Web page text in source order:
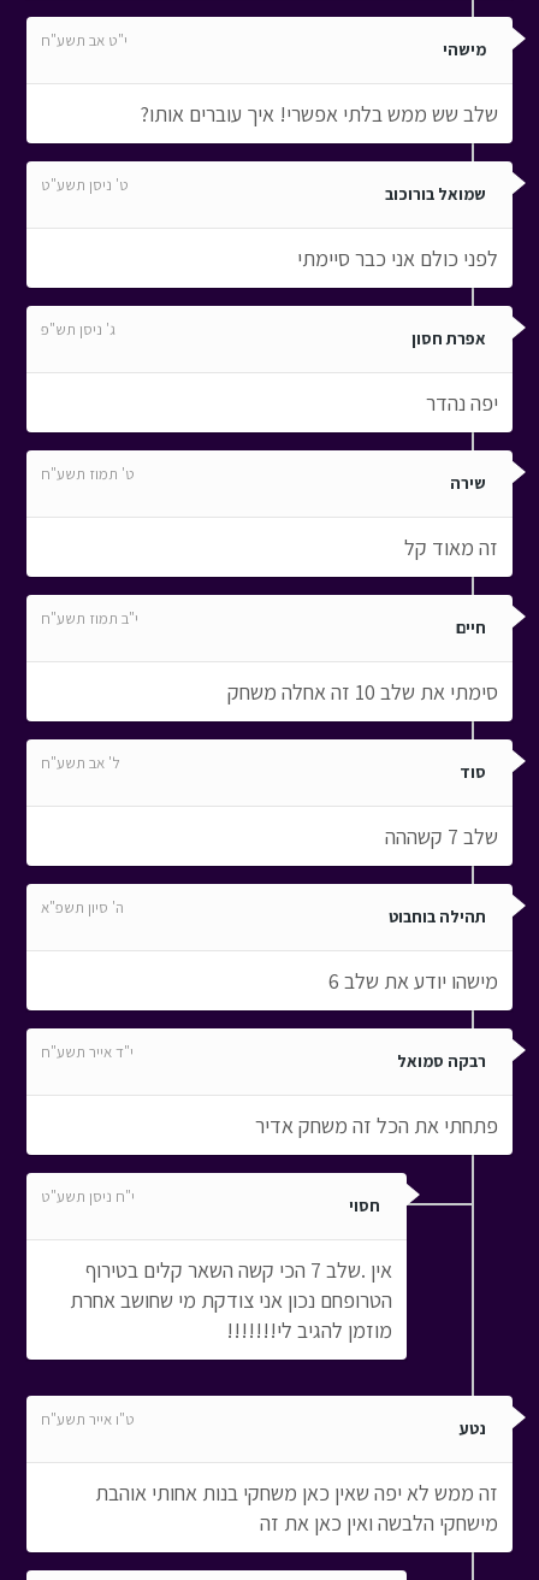
מישהי י"ט אב תשע"ח
שלב שש ממש בלתי אפשרי! איך עוברים אותו?
שמואל בורוכוב ט' ניסן תשע"ט
לפני כולם אני כבר סיימתי
אפרת חסון ג' ניסן תש"פ
יפה נהדר
שירה ט' תמוז תשע"ח
זה מאוד קל
חיים י"ב תמוז תשע"ח
סימתי את שלב 10 זה אחלה משחק
סוד ל' אב תשע"ח
שלב 7 קשההה
תהילה בוחבוט ה' סיון תשפ"א
מישהו יודע את שלב 6
רבקה סמואל י"ד אייר תשע"ח
פתחתי את הכל זה משחק אדיר
חסוי י"ח ניסן תשע"ט
אין .שלב 7 הכי קשה השאר קלים בטירוף
הטרופחם נכון אני צודקת מי שחושב אחרת
מוזמן להגיב לי!!!!!!!
נטע ט"ו אייר תשע"ח
זה ממש לא יפה שאין כאן משחקי בנות אחותי אוהבת
מישחקי הלבשה ואין כאן את זה